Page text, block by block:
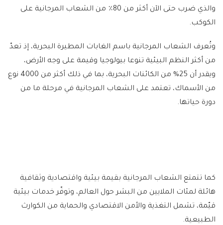
والذي ضرب حتى الآن أكثر من 80٪ من الشعاب المرجانية على
الكوكب.
وتُعرف الشعاب المرجانية باسم الغابات المطيرة البحرية، إذ تعدّ
من أكثر النظم البيئية تنوعا بيولوجيا وقيمة على وجه الأرض،
ويقدر أن 25% من الكائنات البحرية، بما في ذلك أكثر من 4000 نوع
من الأسماك، تعتمد على الشعاب المرجانية في مرحلة ما من
دورة حياتها.
كما تتمتع الشعاب المرجانية بقيمة بيئية واقتصادية وثقافية
هائلة لمئات الملايين من البشر حول العالم، وتوفّر خدمات بيئية
قيّمة، تشمل التغذية والأمن الاقتصادي والحماية من الكوارث
الطبيعية.